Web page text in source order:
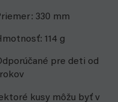
330 mm
114 g
pre deti od
kusy môžu byť v